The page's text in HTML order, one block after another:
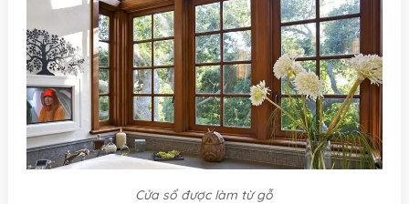
Cửa sổ được làm từ gỗ